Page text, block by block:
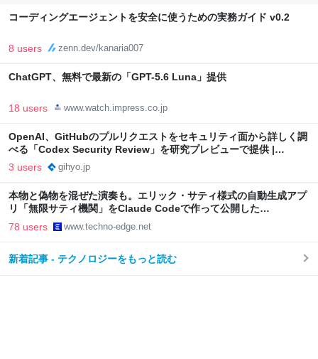
コーディングエージェントを安全に使うための実務ガイド v0.2
8 users zenn.dev/kanaria007
ChatGPT、無料で最新の「GPT-5.6 Luna」提供
18 users www.watch.impress.co.jp
OpenAI、GitHubのプルリクエストをセキュリティ面から詳しく調
べる「Codex Security Review」を研究プレビューで提供 |
gihyo.jp
3 users gihyo.jp
本物と偽物を混ぜた演奏も。エリック・サティ様式の自動生成アプ
リ「無限サティ機関」をClaude Codeで作って公開した
（CloseBox） | テクノエッジ TechnoEdge
78 users www.techno-edge.net
新着記事 - テクノロジーをもっと読む